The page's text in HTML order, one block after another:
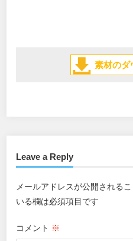
素材のダ
Leave a Reply
メールアドレスが公開されるこ
いる欄は必須項目です
コメント ※